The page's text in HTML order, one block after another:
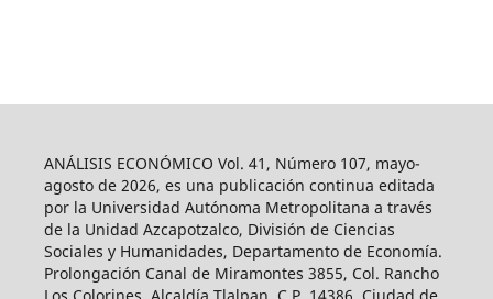
ANÁLISIS ECONÓMICO Vol. 41, Número 107, mayo-
agosto de 2026, es una publicación continua editada
por la Universidad Autónoma Metropolitana a través
de la Unidad Azcapotzalco, División de Ciencias
Sociales y Humanidades, Departamento de Economía.
Prolongación Canal de Miramontes 3855, Col. Rancho